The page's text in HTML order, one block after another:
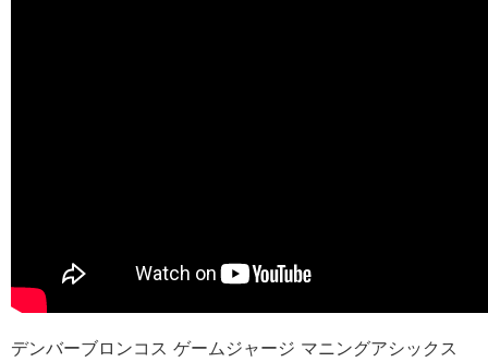
デンバーブロンコス ゲームジャージ マニングアシックス